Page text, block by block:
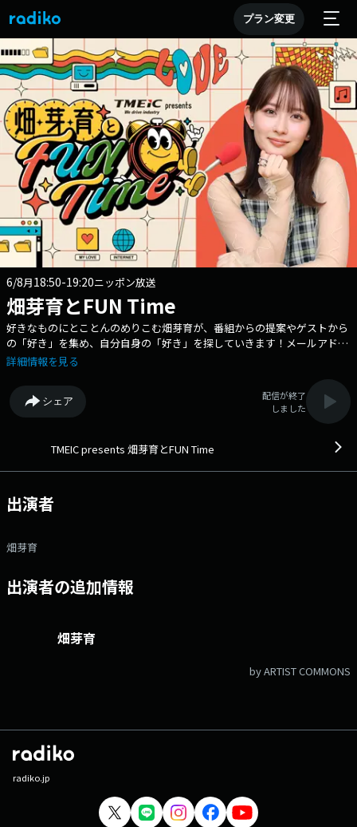
プラン変更
6/8月18:50-19:20ニッポン放送
畑芽育とFUN Time
好きなものにとことんのめりこむ畑芽育が、番組からの提案やゲストから
の「好き」を集め、自分自身の「好き」を探していきます！メールアドレ
ス： hmfun@1242.com 番組ホームページはこちら twitterハッ
詳細情報を見る
シェア
配信が終了
しました
TMEIC presents 畑芽育とFUN Time
出演者
畑芽育
出演者の追加情報
畑芽育
by ARTIST COMMONS
radiko.jp